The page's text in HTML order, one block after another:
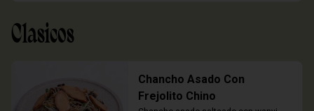
Clasicos
Chancho Asado Con
Frejolito Chino